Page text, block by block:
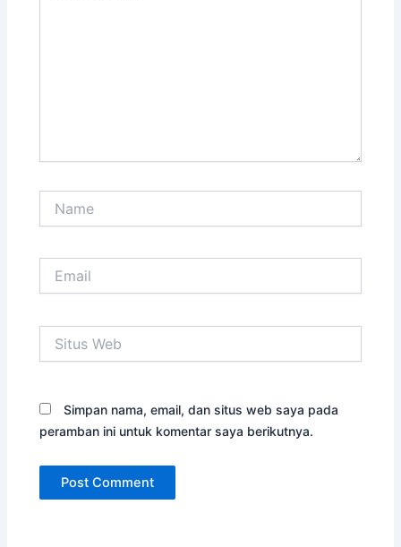
Web
Simpan nama, email, dan situs web saya pada
peramban ini untuk komentar saya berikutnya.